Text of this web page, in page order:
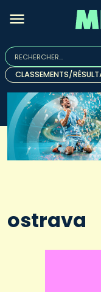
Rechercher :
Quand les résultats
CLASSEMENTS/
ostrava